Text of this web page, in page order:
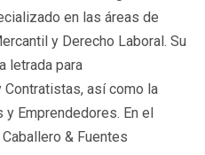
en las áreas de
y Derecho Laboral. Su
letrada para
así como la
Emprendedores. En el
& Fuentes